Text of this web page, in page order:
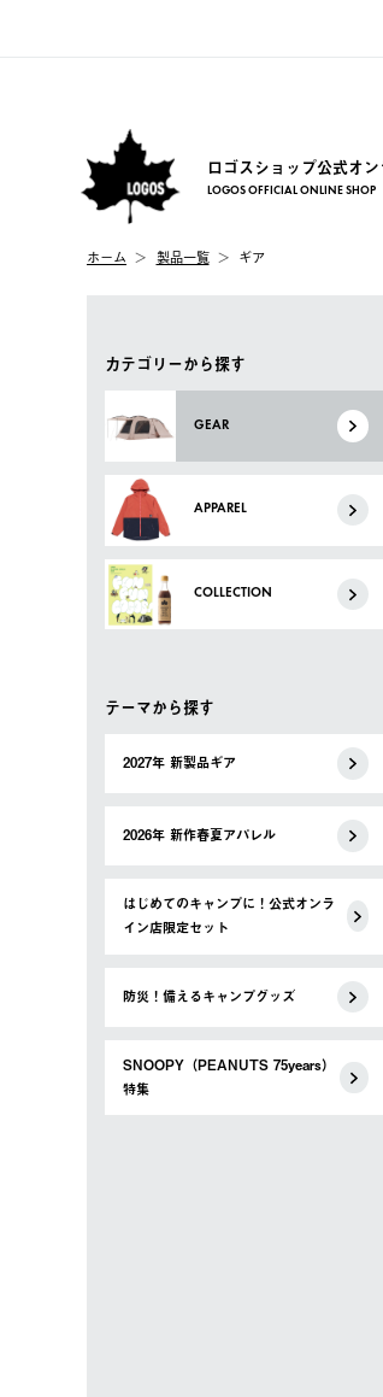
ロゴスショップ公式オ
LOGOS OFFICIAL ONLINE SHOP
ホーム 製品一覧 ギア
カテゴリーから探す
GEAR
APPAREL
COLLECTION
テーマから探す
2027年 新製品ギア
2026年 新作春夏アパレル
はじめてのキャンプに！公式オンラ
イン店限定セット
防災！備えるキャンプグッズ
SNOOPY（PEANUTS 75years）
特集